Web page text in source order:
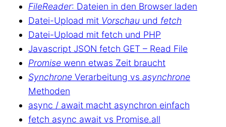
FileReader: Dateien in den Browser laden
Datei-Upload mit Vorschau und fetch
Datei-Upload mit fetch und PHP
Javascript JSON fetch GET – Read File
Promise wenn etwas Zeit braucht
Synchrone Verarbeitung vs asynchrone
Methoden
async / await macht asynchron einfach
fetch async await vs Promise.all